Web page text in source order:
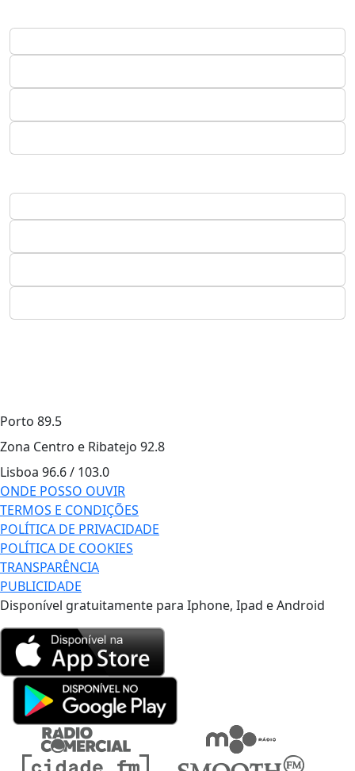
Porto 89.5
Zona Centro e Ribatejo 92.8
Lisboa 96.6 / 103.0
ONDE POSSO OUVIR
TERMOS E CONDIÇÕES
POLÍTICA DE PRIVACIDADE
POLÍTICA DE COOKIES
TRANSPARÊNCIA
PUBLICIDADE
Disponível gratuitamente para Iphone, Ipad e Android